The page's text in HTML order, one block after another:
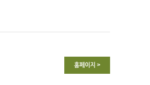
홈페이지 >